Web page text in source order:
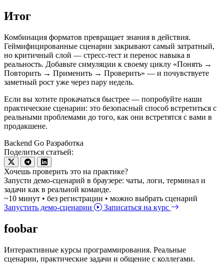
Итог
Комбинация форматов превращает знания в действия.
Геймифицированные сценарии закрывают самый затратный,
но критичный слой — стресс‑тест и перенос навыка в
реальность. Добавьте симуляции к своему циклу «Понять →
Повторить → Применить → Проверить» — и почувствуете
заметный рост уже через пару недель.
Если вы хотите прокачаться быстрее — попробуйте наши
практические сценарии: это безопасный способ встретиться с
реальными проблемами до того, как они встретятся с вами в
продакшене.
Backend Go Разработка
Поделиться статьей:
Хочешь проверить это на практике?
Запусти демо-сценарий в браузере: чаты, логи, терминал и
задачи как в реальной команде.
~10 минут • без регистрации • можно выбрать сценарий
Запустить демо-сценарии
Записаться на курс
foobar
Интерактивные курсы программирования. Реальные
сценарии, практические задачи и общение с коллегами.